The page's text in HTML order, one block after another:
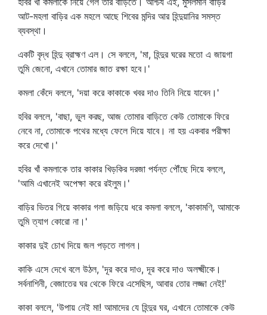
আট-মহলা বাড়ির এক মহলে আছে শিবের মন্দির আর হিন্দুয়ানির সমস্ত
ব্যবস্থা।
একটি বৃদ্ধ হিন্দু ব্রাহ্মণ এল। সে বললে, 'মা, হিন্দুর ঘরের মতো এ জায়গা
তুমি জেনো, এখানে তোমার জাত রক্ষা হবে।'
কমলা কেঁদে বললে, 'দয়া করে কাকাকে খবর দাও তিনি নিয়ে যাবেন।'
হবির বললে, 'বাছা, ভুল করছ, আজ তোমার বাড়িতে কেউ তোমাকে ফিরে
নেবে না, তোমাকে পথের মধ্যে ফেলে দিয়ে যাবে। না হয় একবার পরীক্ষা
করে দেখো।'
হবির খাঁ কমলাকে তার কাকার খিড়কির দরজা পর্যন্ত পৌঁছে দিয়ে বললে,
'আমি এখানেই অপেক্ষা করে রইলুম।'
বাড়ির ভিতর গিয়ে কাকার গলা জড়িয়ে ধরে কমলা বললে, 'কাকামণি, আমাকে
তুমি ত্যাগ কোরো না।'
কাকার দুই চোখ দিয়ে জল পড়তে লাগল।
কাকি এসে দেখে বলে উঠল, 'দূর করে দাও, দূর করে দাও অলক্ষ্মীকে।
সর্বনাশিনী, বেজাতের ঘর থেকে ফিরে এসেছিস, আবার তোর লজ্জা নেই!'
কাকা বললে, 'উপায় নেই মা! আমাদের যে হিন্দুর ঘর, এখানে তোমাকে কেউ